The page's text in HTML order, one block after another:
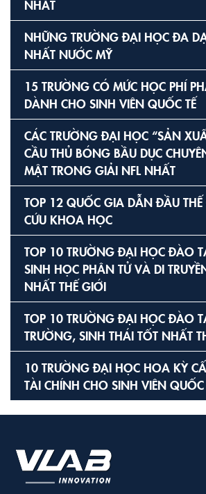
NHẤT
NHỮNG TRƯỜNG ĐẠI HỌC ĐA
NHẤT NƯỚC MỸ
15 TRƯỜNG CÓ MỨC HỌC PHÍ
DÀNH CHO SINH VIÊN QUỐC TẾ
CÁC TRƯỜNG ĐẠI HỌC “SẢN
CẦU THỦ BÓNG BẦU DỤC
MẶT TRONG GIẢI NFL NHẤT
TOP 12 QUỐC GIA DẪN ĐẦU
CỨU KHOA HỌC
TOP 10 TRƯỜNG ĐẠI HỌC ĐÀO
SINH HỌC PHÂN TỬ VÀ DI
NHẤT THẾ GIỚI
TOP 10 TRƯỜNG ĐẠI HỌC ĐÀO
TRƯỜNG, SINH THÁI TỐT NHẤT
10 TRƯỜNG ĐẠI HỌC HOA KỲ
TÀI CHÍNH CHO SINH VIÊN